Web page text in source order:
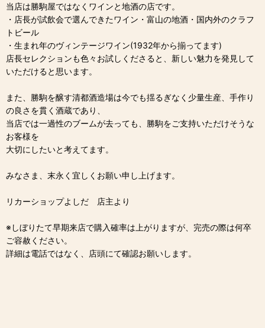
当店は勝駒屋ではなくワインと地酒の店です。
・店長が試飲会で選んできたワイン・富山の地酒・国内外のクラフ
トビール
・生まれ年のヴィンテージワイン(1932年から揃ってます)
店長セレクションも色々お試しくださると、新しい魅力を発見して
いただけると思います。
また、勝駒を醸す清都酒造場は今でも揺るぎなく少量生産、手作り
の良さを貫く酒蔵であり、
当店では一過性のブームが去っても、勝駒をご支持いただけそうな
お客様を
大切にしたいと考えてます。
みなさま、末永く宜しくお願い申し上げます。
リカーショップよしだ 店主より
※しぼりたて早期来店で購入確率は上がりますが、完売の際は何卒
ご容赦ください。
詳細は電話ではなく、店頭にて確認お願いします。